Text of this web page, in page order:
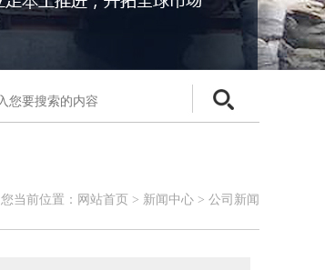
您当前位置： 网站首页 > 新闻中心 > 公司新闻